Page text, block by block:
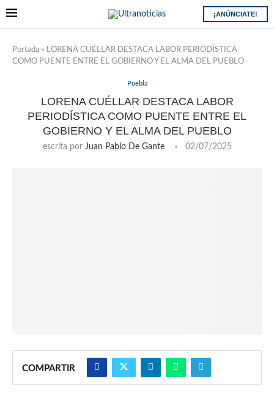
¡ANÚNCIATE!
Portada » LORENA CUÉLLAR DESTACA LABOR PERIODÍSTICA
COMO PUENTE ENTRE EL GOBIERNO Y EL ALMA DEL PUEBLO
Puebla
LORENA CUÉLLAR DESTACA LABOR
PERIODÍSTICA COMO PUENTE ENTRE EL
GOBIERNO Y EL ALMA DEL PUEBLO
escrita por Juan Pablo De Gante 02/07/2025
COMPARTIR